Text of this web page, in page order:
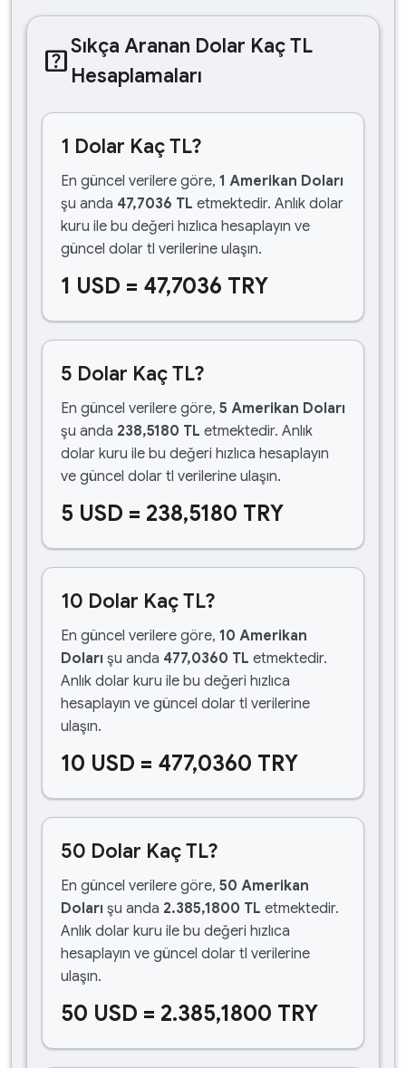
help_centerSıkça Aranan Dolar Kaç TL
Hesaplamaları
1 Dolar Kaç TL?
En güncel verilere göre, 1 Amerikan Doları
şu anda 47,7036 TL etmektedir. Anlık dolar
kuru ile bu değeri hızlıca hesaplayın ve
güncel dolar tl verilerine ulaşın.
1 USD = 47,7036 TRY
5 Dolar Kaç TL?
En güncel verilere göre, 5 Amerikan Doları
şu anda 238,5180 TL etmektedir. Anlık
dolar kuru ile bu değeri hızlıca hesaplayın
ve güncel dolar tl verilerine ulaşın.
5 USD = 238,5180 TRY
10 Dolar Kaç TL?
En güncel verilere göre, 10 Amerikan
Doları şu anda 477,0360 TL etmektedir.
Anlık dolar kuru ile bu değeri hızlıca
hesaplayın ve güncel dolar tl verilerine
ulaşın.
10 USD = 477,0360 TRY
50 Dolar Kaç TL?
En güncel verilere göre, 50 Amerikan
Doları şu anda 2.385,1800 TL etmektedir.
Anlık dolar kuru ile bu değeri hızlıca
hesaplayın ve güncel dolar tl verilerine
ulaşın.
50 USD = 2.385,1800 TRY